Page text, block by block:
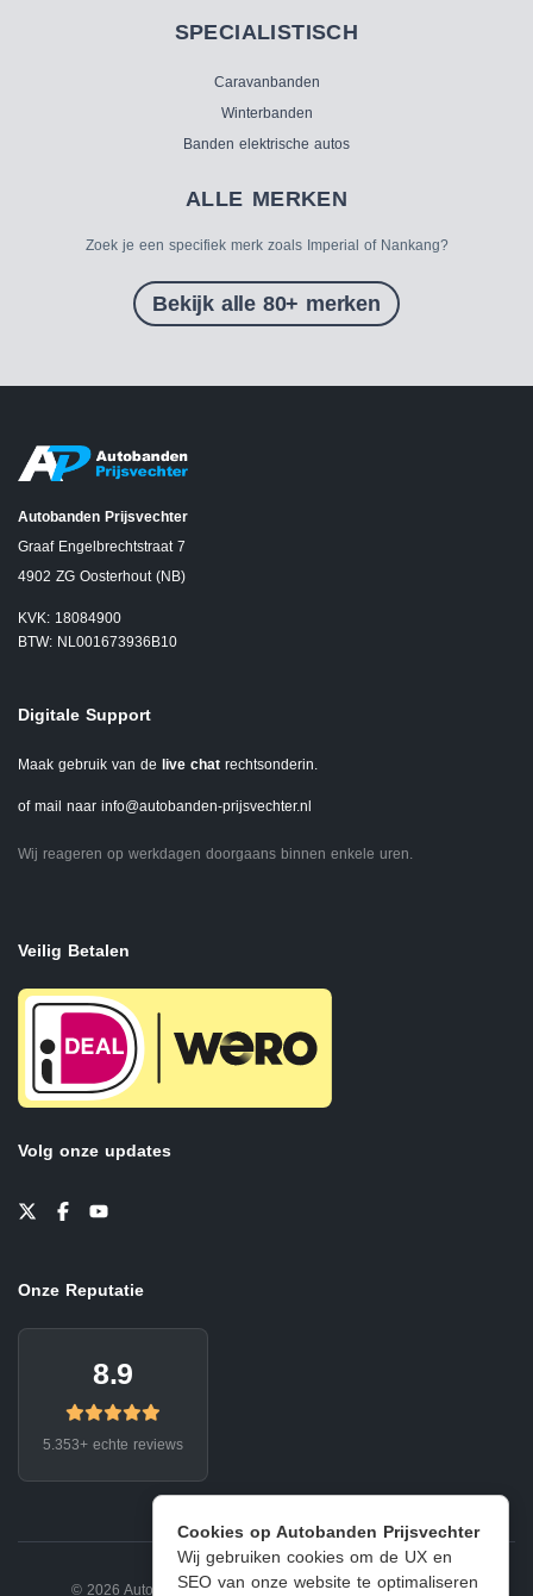
Cookies op Autobanden Prijsvechter
Wij gebruiken cookies om de UX en
SEO van onze website te optimaliseren
SPECIALISTISCH
Caravanbanden
Winterbanden
Banden elektrische autos
ALLE MERKEN
Zoek je een specifiek merk zoals Imperial of Nankang?
Bekijk alle 80+ merken
Autobanden Prijsvechter
Graaf Engelbrechtstraat 7
4902 ZG Oosterhout (NB)
KVK: 18084900
BTW: NL001673936B10
Digitale Support
Maak gebruik van de live chat rechtsonderin.
of mail naar info@autobanden-prijsvechter.nl
Wij reageren op werkdagen doorgaans binnen enkele uren.
Veilig Betalen
Volg onze updates
Onze Reputatie
8.9
5.353+ echte reviews
© 2026 Autobanden Prijsvechter. Privacy | Voorwaarden